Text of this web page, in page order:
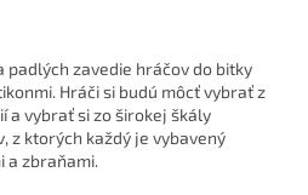
padlých zavedie hráčov do bitky
Hráči si budú môcť vybrať z
a vybrať si zo širokej škály
z ktorých každý je vybavený
a zbraňami.